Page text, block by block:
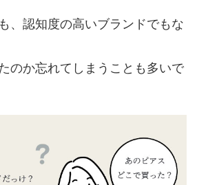
、認知度の高いブランドでもな
のか忘れてしまうことも多いで